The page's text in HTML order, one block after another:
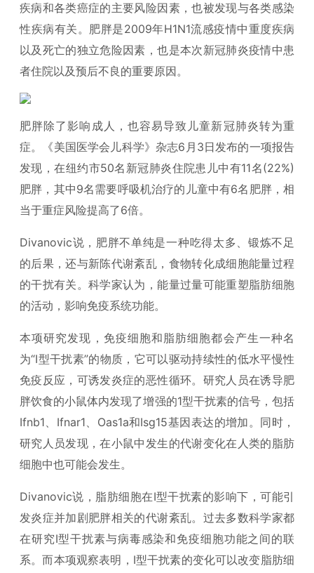
疾病和各类癌症的主要风险因素，也被发现与各类感染
性疾病有关。肥胖是2009年H1N1流感疫情中重度疾病
以及死亡的独立危险因素，也是本次新冠肺炎疫情中患
者住院以及预后不良的重要原因。
肥胖除了影响成人，也容易导致儿童新冠肺炎转为重
症。《美国医学会儿科学》杂志6月3日发布的一项报告
发现，在纽约市50名新冠肺炎住院患儿中有11名(22%)
肥胖，其中9名需要呼吸机治疗的儿童中有6名肥胖，相
当于重症风险提高了6倍。
Divanovic说，肥胖不单纯是一种吃得太多、锻炼不足
的后果，还与新陈代谢紊乱，食物转化成细胞能量过程
的干扰有关。科学家认为，能量过量可能重塑脂肪细胞
的活动，影响免疫系统功能。
本项研究发现，免疫细胞和脂肪细胞都会产生一种名
为“I型干扰素”的物质，它可以驱动持续性的低水平慢性
免疫反应，可诱发炎症的恶性循环。研究人员在诱导肥
胖饮食的小鼠体内发现了增强的1型干扰素的信号，包括
Ifnb1、Ifnar1、Oas1a和Isg15基因表达的增加。同时，
研究人员发现，在小鼠中发生的代谢变化在人类的脂肪
细胞中也可能会发生。
Divanovic说，脂肪细胞在I型干扰素的影响下，可能引
发炎症并加剧肥胖相关的代谢紊乱。过去多数科学家都
在研究I型干扰素与病毒感染和免疫细胞功能之间的联
系。而本项观察表明，I型干扰素的变化可以改变脂肪细